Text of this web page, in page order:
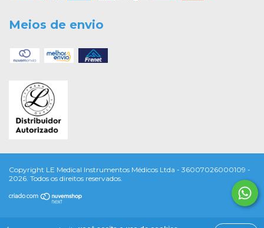
Meios de envio
Copyright LE Medical Instrumentos Médicos Ltda - 36007026000109 -
2026. Todos os direitos reservados.